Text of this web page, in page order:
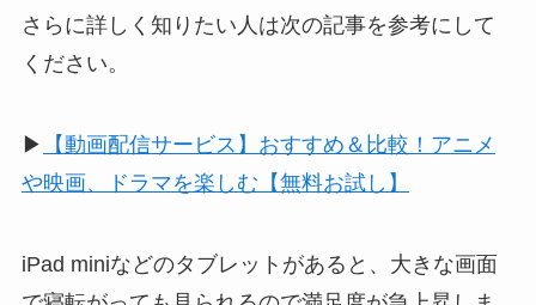
さらに詳しく知りたい人は次の記事を参考にして
ください。
▶︎
【動画配信サービス】おすすめ＆比較！アニメ
や映画、ドラマを楽しむ【無料お試し】
iPad miniなどのタブレットがあると、大きな画面